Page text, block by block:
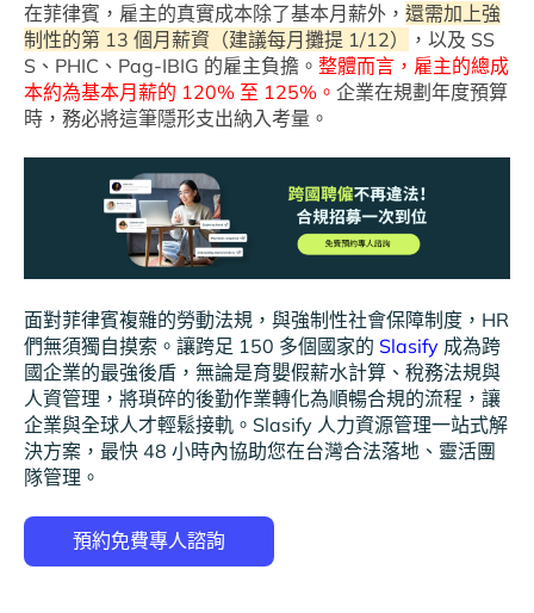
在菲律賓，雇主的真實成本除了基本月薪外， 還需加上強
制性的第 13 個月薪資（建議每月攤提 1/12）
，以及 SS
S、PHIC、Pag-IBIG 的雇主負擔。 整體而言，雇主的總成
本約為基本月薪的 120% 至 125%。 企業在規劃年度預算
時，務必將這筆隱形支出納入考量。
面對菲律賓複雜的勞動法規，與強制性社會保障制度，HR
們無須獨自摸索。讓跨足 150 多個國家的 Slasify 成為跨
國企業的最強後盾，無論是育嬰假薪水計算、稅務法規與
人資管理，將瑣碎的後勤作業轉化為順暢合規的流程，讓
企業與全球人才輕鬆接軌。Slasify 人力資源管理一站式解
決方案，最快 48 小時內協助您在台灣合法落地、靈活團
隊管理。